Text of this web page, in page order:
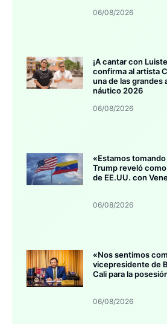
06/08/2026
¡A cantar con
confirma al artista
una de las grandes
náutico 2026
06/08/2026
«Estamos
Trump reveló
de EE.UU. con
06/08/2026
«Nos sentimos
vicepresidente de
Cali para la
06/08/2026